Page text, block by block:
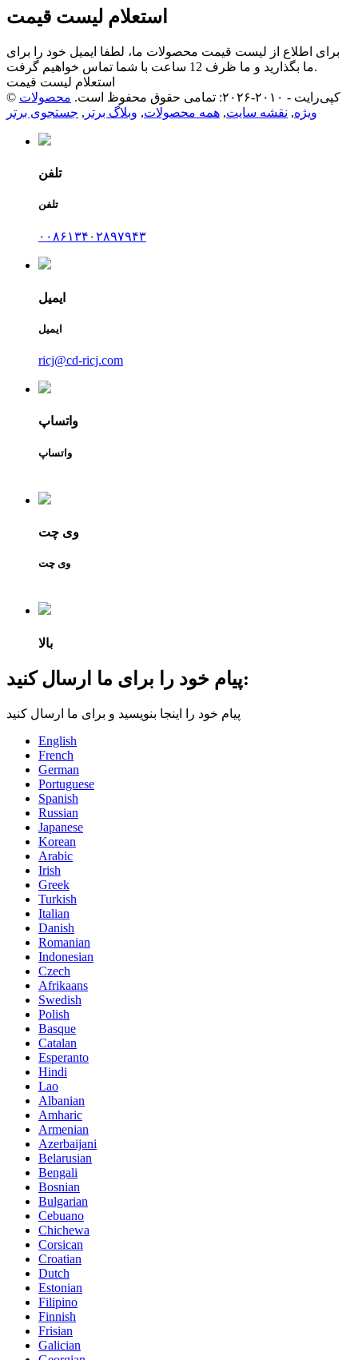
استعلام لیست قیمت
برای اطلاع از لیست قیمت محصولات ما، لطفا ایمیل خود را برای
ما بگذارید و ما ظرف 12 ساعت با شما تماس خواهیم گرفت.
استعلام لیست قیمت
© کپی‌رایت - ۲۰۱۰-۲۰۲۶: تمامی حقوق محفوظ است.
محصولات
ویژه, نقشه سایت, همه محصولات, وبلاگ برتر , جستجوی برتر
تلفن
تلفن
۰۰۸۶۱۳۴۰۲۸۹۷۹۴۳
ایمیل
ایمیل
ricj@cd-ricj.com
واتساپ
واتساپ
وی چت
وی چت
بالا
پیام خود را برای ما ارسال کنید:
پیام خود را اینجا بنویسید و برای ما ارسال کنید
English
French
German
Portuguese
Spanish
Russian
Japanese
Korean
Arabic
Irish
Greek
Turkish
Italian
Danish
Romanian
Indonesian
Czech
Afrikaans
Swedish
Polish
Basque
Catalan
Esperanto
Hindi
Lao
Albanian
Amharic
Armenian
Azerbaijani
Belarusian
Bengali
Bosnian
Bulgarian
Cebuano
Chichewa
Corsican
Croatian
Dutch
Estonian
Filipino
Finnish
Frisian
Galician